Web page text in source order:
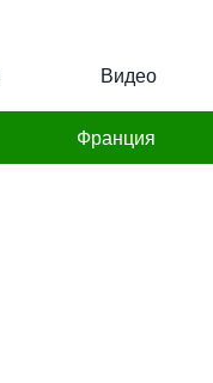
Видео
Франция